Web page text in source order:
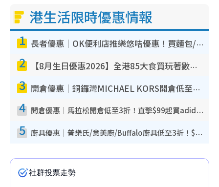
港生活限時優惠情報
1 長者優惠｜OK便利店推樂悠咭優惠！買麵包/牛奶/保健品拍卡即減
2 【8月生日優惠2026】全港85大食買玩著數攻略 自助餐/火鍋放題同行免費＋誠品/DONKI送現金券
3 開倉優惠｜銅鑼灣MICHAEL KORS開倉低至17折！直擊$500起買手袋/銀包/鞋款 必買經典Jet Set系列
4 開倉優惠｜馬拉松開倉低至3折！直擊$99起買adidas／New Balance／Puma鞋款 STANLEY保溫杯劈價至$119起
5 廚具優惠｜普樂氏/意美廚/Buffalo廚具低至3折！$89起買煎鍋／炒鑊／個人鍋 同場小家電激減至$99起